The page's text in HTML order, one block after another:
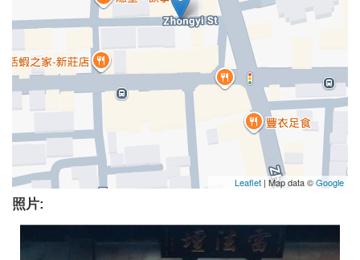
Leaflet | Map data ©Google
照片: